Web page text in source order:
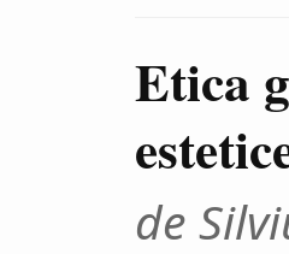
Etica
de